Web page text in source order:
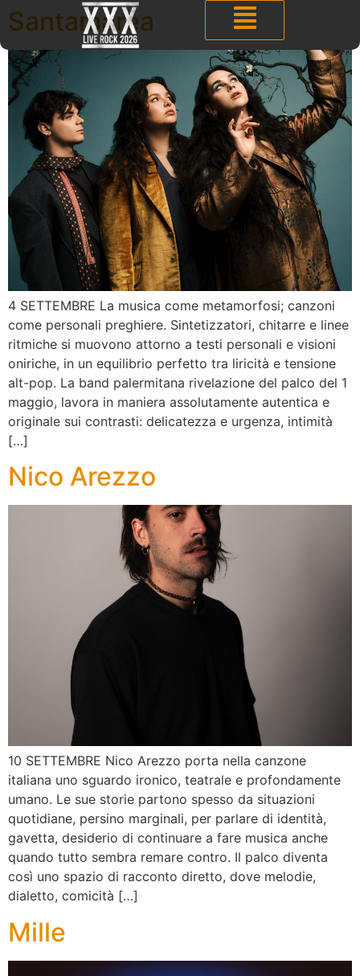
Santamarea
4 SETTEMBRE La musica come metamorfosi; canzoni
come personali preghiere. Sintetizzatori, chitarre e linee
ritmiche si muovono attorno a testi personali e visioni
oniriche, in un equilibrio perfetto tra liricità e tensione
alt-pop. La band palermitana rivelazione del palco del 1
maggio, lavora in maniera assolutamente autentica e
originale sui contrasti: delicatezza e urgenza, intimità
[…]
Nico Arezzo
10 SETTEMBRE Nico Arezzo porta nella canzone
italiana uno sguardo ironico, teatrale e profondamente
umano. Le sue storie partono spesso da situazioni
quotidiane, persino marginali, per parlare di identità,
gavetta, desiderio di continuare a fare musica anche
quando tutto sembra remare contro. Il palco diventa
così uno spazio di racconto diretto, dove melodie,
dialetto, comicità […]
Mille